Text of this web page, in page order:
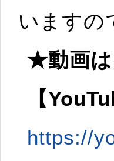
いますの
★動画は
【
https://